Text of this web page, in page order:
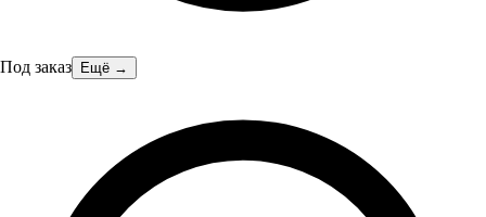
Под заказ Ещё →